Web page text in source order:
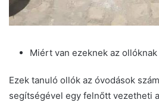
Miért van ezeknek az
Ezek tanuló ollók az óvodások
segítségével egy felnőtt vezetheti